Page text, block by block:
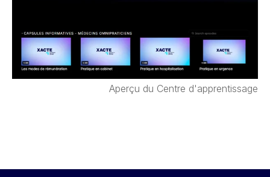
Aperçu du Centre d'apprentissage